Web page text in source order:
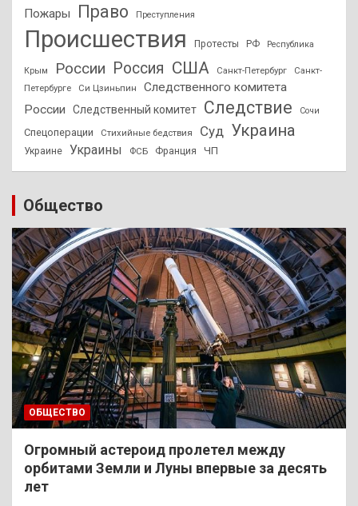
Пожары Право Преступления
Происшествия Протесты РФ Республика
Крым России Россия США Санкт-Петербург
Санкт-
Петербурге
Си Цзиньпин
Следственного комитета
России
Следственный комитет Следствие Сочи
Спецоперации Стихийные бедствия Суд Украина
Украине Украины ФСБ Франция ЧП
Общество
ОБЩЕСТВО
Огромный астероид пролетел между
орбитами Земли и Луны впервые за десять
лет